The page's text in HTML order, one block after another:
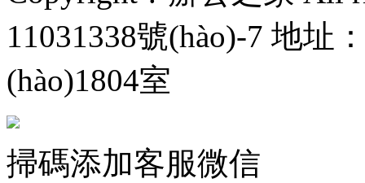
11031338號(hào)-7 地址
(hào)1804室
掃碼添加客服微信